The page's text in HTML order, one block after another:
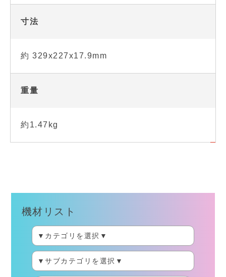
寸法
約 329x227x17.9mm
重量
約1.47kg
機材リスト